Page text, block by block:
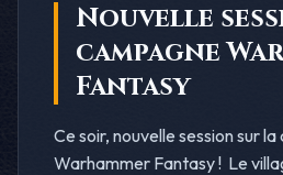
Nouvelle
campagne
Fantasy
Ce soir, nouvelle session sur
Warhammer Fantasy ! Le